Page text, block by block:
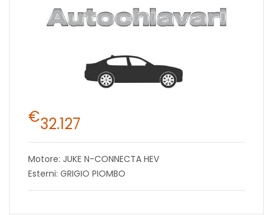
€32.127
Motore: JUKE N-CONNECTA HEV
Esterni: GRIGIO PIOMBO